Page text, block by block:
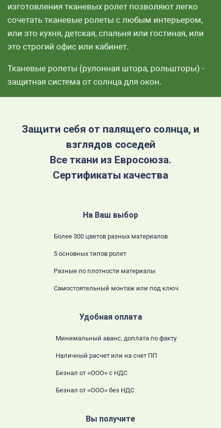
изготовления тканевых ролет позволяют легко
сочетать тканевые ролеты с любым интерьером,
или это кухня, детская, спальня или гостиная, или
это строгий офис или кабинет.
Тканевые ролеты (рулонная штора, рольшторы) -
защитная система от солнца для окон.
Защити себя от палящего солнца, и
взглядов соседей
Все ткани из Евросоюза.
Сертификаты качества
На Ваш выбор
Более 300 цветов разных материалов
5 основных типов ролет
Разные по плотности материалы
Самостоятельный монтаж или под ключ
Удобная оплата
Минимальный аванс, доплата по факту
Наличный расчет или на счет ПП
Безнал от «ООО» с НДС
Безнал от «ООО» без НДС
Вы получите